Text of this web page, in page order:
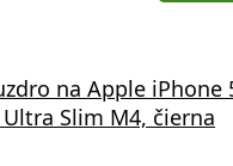
na Apple iPhone
Slim M4, čierna